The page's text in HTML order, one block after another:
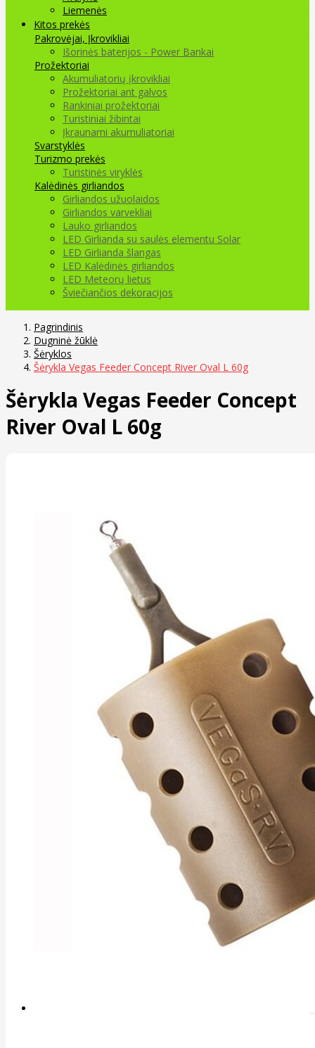
Liemenės
Kitos prekės
Pakrovėjai, Įkrovikliai
Išorinės baterijos - Power Bankai
Prožektoriai
Akumuliatorių įkrovikliai
Prožektoriai ant galvos
Rankiniai prožektoriai
Turistiniai žibintai
Įkraunami akumuliatoriai
Svarstyklės
Turizmo prekės
Turistinės viryklės
Kalėdinės girliandos
Girliandos užuolaidos
Girliandos varvekliai
Lauko girliandos
LED Girlianda su saulės elementu Solar
LED Girlianda šlangas
LED Kalėdinės girliandos
LED Meteorų lietus
Šviečiančios dekoracijos
Pagrindinis
Dugninė žūklė
Šėryklos
Šėrykla Vegas Feeder Concept River Oval L 60g
Šėrykla Vegas Feeder Concept
River Oval L 60g